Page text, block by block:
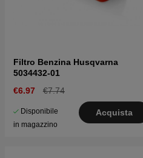
Filtro Benzina Husqvarna
5034432-01
€6.97
€7.74
Disponibile
in magazzino
Acquista